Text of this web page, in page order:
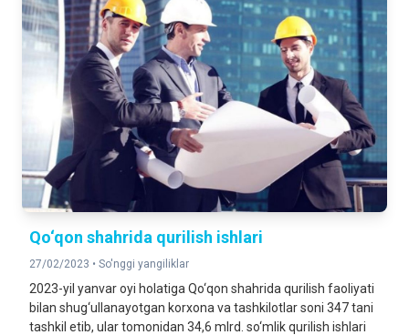
Qo‘qon shahrida qurilish ishlari
27/02/2023 • So'nggi yangiliklar
2023-yil yanvar oyi holatiga Qo‘qon shahrida qurilish faoliyati
bilan shug‘ullanayotgan korxona va tashkilotlar soni 347 tani
tashkil etib, ular tomonidan 34,6 mlrd. so‘mlik qurilish ishlari